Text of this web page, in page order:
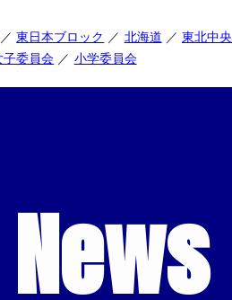
東日本ブロック 北海道 東北中央
子委員会 小学委員会
News